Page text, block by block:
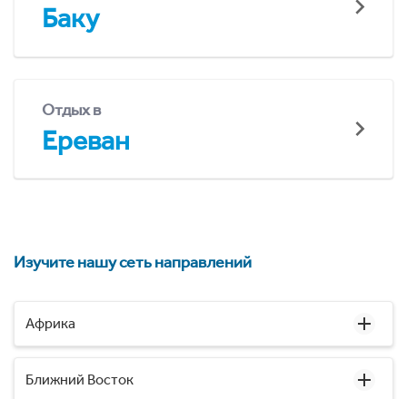
Баку
Отдых в
Ереван
Изучите нашу сеть направлений
Африка
Ближний Восток